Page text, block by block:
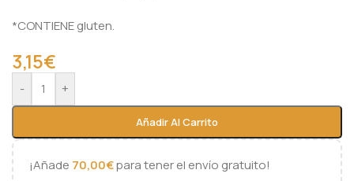
*CONTIENE gluten.
3,15€
- +
Añadir Al Carrito
Alternative:
¡Añade 70,00€para tener el envío gratuito!